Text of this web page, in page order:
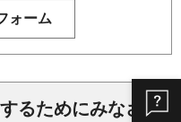
るためにみなさ